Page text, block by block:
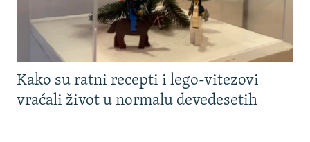
Kako su ratni recepti i lego-vitezovi
vraćali život u normalu devedesetih